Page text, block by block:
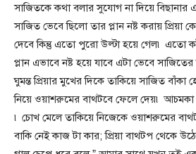
সাজিতকে কথা বলার সুযোগ না দিয়ে
সাজিত ভেবে ছিলো তার প্লান নষ্ট করায় প্রিয়া
দেবে কিন্তু এতো পুরো উল্টা হয়ে গেল৷ এতো
প্লান এভাবে নষ্ট হয়ে যাবে এটা ভেবে সাজিতের
ঘুমন্ত প্রিয়ার মুখের দিকে তাকিয়ে সাজিত বাঁকা
নিয়ে ওয়াশরুমের বাথটবে ফেলে দেয়৷ আচমকা
৷ চোখ মেলে তাকিয়ে নিজেকে ওয়াশরুমের
বাকি নেই কাজ টা কার; প্রিয়া বাথটপ থেকে